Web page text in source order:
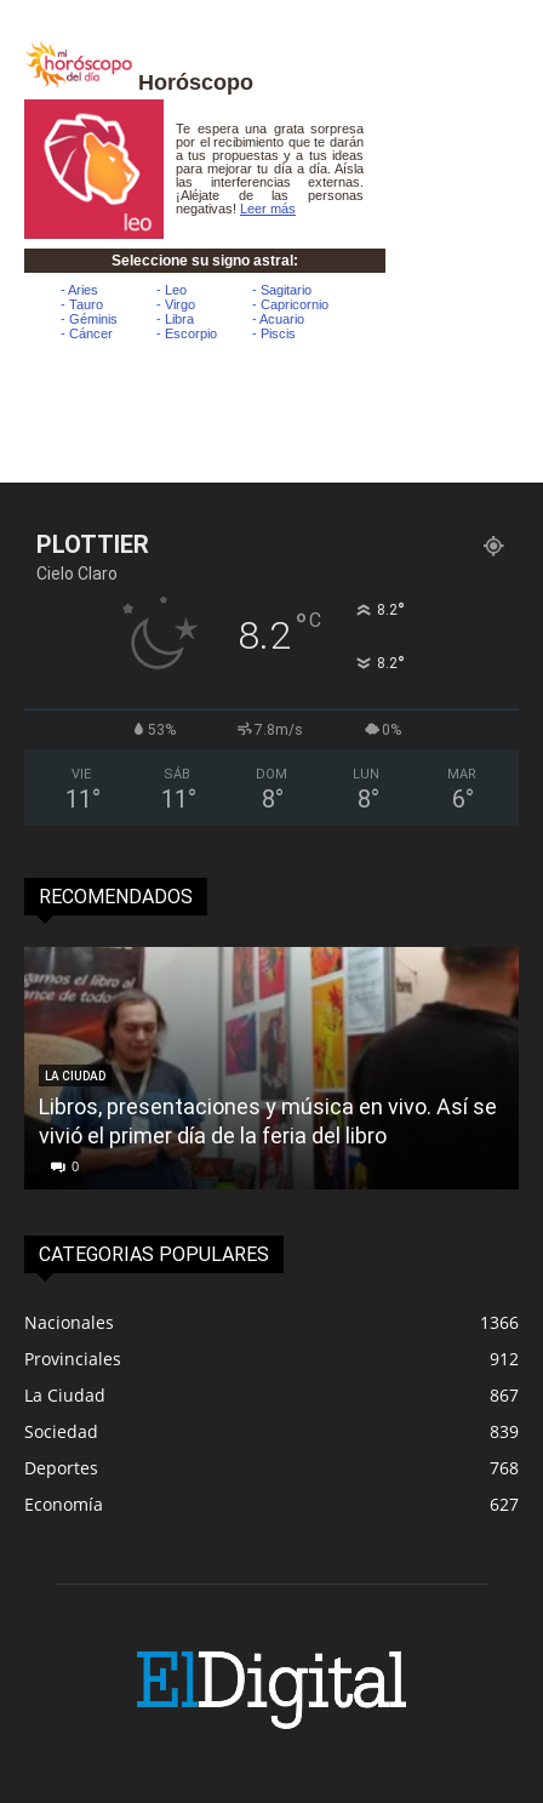
Horóscopo
PLOTTIER
Cielo Claro
8.2°C 8.2°
8.2°
53% 7.8m/s 0%
VIE
11 °
SÁB
11 °
DOM
8°
LUN
8°
MAR
6°
RECOMENDADOS
LA CIUDAD
Libros, presentaciones y música en vivo. Así se
vivió el primer día de la feria del libro
0
CATEGORIAS POPULARES
Nacionales
1366
Provinciales
912
La Ciudad
867
Sociedad
839
Deportes
768
Economía
627